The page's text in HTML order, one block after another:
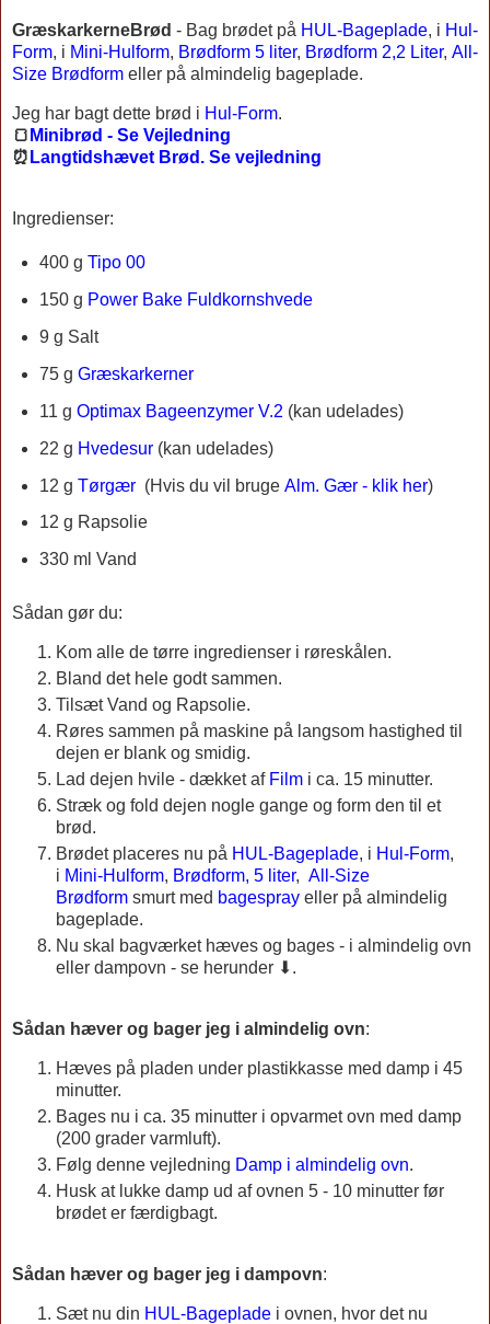
GræskarkerneBrød - Bag brødet på HUL-Bageplade, i Hul-
Form, i Mini-Hulform, Brødform 5 liter, Brødform 2,2 Liter, All-
Size Brødform eller på almindelig bageplade.
Jeg har bagt dette brød i Hul-Form.
🍞 Minibrød - Se Vejledning
⏰ Langtidshævet Brød. Se vejledning
Ingredienser:
400 g Tipo 00
150 g Power Bake Fuldkornshvede
9 g Salt
75 g Græskarkerner
11 g Optimax Bageenzymer V.2 (kan udelades)
22 g Hvedesur(kan udelades)
12 g Tørgær (Hvis du vil bruge Alm. Gær - klik her)
12 g Rapsolie
330 ml Vand
Sådan gør du:
Kom alle de tørre ingredienser i røreskålen.
Bland det hele godt sammen.
Tilsæt Vand og Rapsolie.
Røres sammen på maskine på langsom hastighed til
dejen er blank og smidig.
Lad dejen hvile - dækket af Film i ca. 15 minutter.
Stræk og fold dejen nogle gange og form den til et
brød.
Brødet placeres nu på HUL-Bageplade, i Hul-Form,
i Mini-Hulform, Brødform, 5 liter, All-Size
Brødform smurt med bagespray eller på almindelig
bageplade.
Nu skal bagværket hæves og bages - i almindelig ovn
eller dampovn - se herunder ⬇.
Sådan hæver og bager jeg i almindelig ovn:
Hæves på pladen under plastikkasse med damp i 45
minutter.
Bages nu i ca. 35 minutter i opvarmet ovn med damp
(200 grader varmluft).
Følg denne vejledning Damp i almindelig ovn.
Husk at lukke damp ud af ovnen 5 - 10 minutter før
brødet er færdigbagt.
Sådan hæver og bager jeg i dampovn:
Sæt nu din HUL-Bageplade i ovnen, hvor det nu